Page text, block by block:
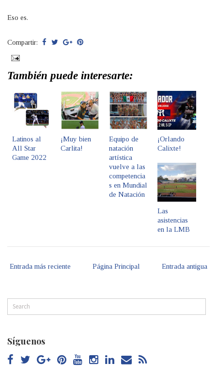
Eso es.
Compartir:
También puede interesarte:
Latinos al
All Star
Game 2022
¡Muy bien
Carlita!
Equipo de
natación
artística
vuelve a las
competencia
s en Mundial
de Natación
¡Orlando
Calixte!
Las
asistencias
en la LMB
Entrada más reciente Entrada antigua
Página Principal
Síguenos